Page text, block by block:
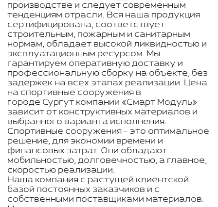
производстве и следует современным
тенденциям отрасли. Вся наша продукция
сертифицирована, соответствует
строительным, пожарным и санитарным
нормам, обладает высокой ликвидностью и
эксплуатационным ресурсом. Мы
гарантируем оперативную доставку и
профессиональную сборку на объекте, без
задержек на всех этапах реализации. Цена
на спортивные сооружения в
городе Сургут компании «Смарт Модуль»
зависит от конструктивных материалов и
выбранного варианта исполнения.
Спортивные сооружения - это оптимальное
решение, для экономии времени и
финансовых затрат. Они обладают
мобильностью, долговечностью, а главное,
скоростью реализации.
Наша компания с растущей клиентской
базой постоянных заказчиков и с
собственными поставщиками материалов.